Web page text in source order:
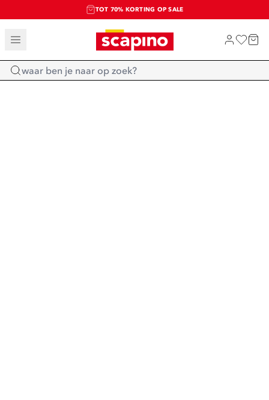
TOT 70% KORTING OP SALE
SALE: LAATSTE KANS!
SHOP NIEUW
Home